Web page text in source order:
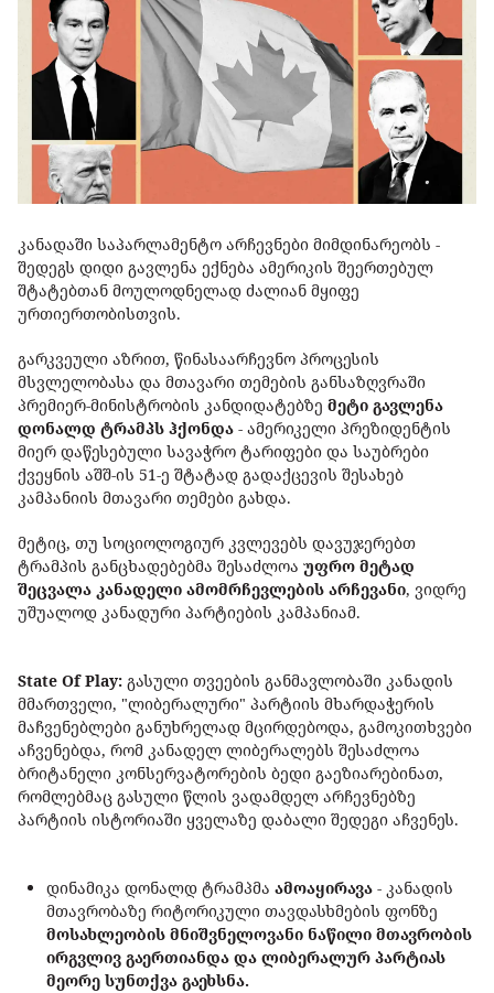
კანადაში საპარლამენტო არჩევნები მიმდინარეობს -
შედეგს დიდი გავლენა ექნება ამერიკის შეერთებულ
შტატებთან მოულოდნელად ძალიან მყიფე
ურთიერთობისთვის.
გარკვეული აზრით, წინასაარჩევნო პროცესის
მსვლელობასა და მთავარი თემების განსაზღვრაში
პრემიერ-მინისტრობის კანდიდატებზე მეტი გავლენა
დონალდ ტრამპს ჰქონდა - ამერიკელი პრეზიდენტის
მიერ დაწესებული სავაჭრო ტარიფები და საუბრები
ქვეყნის აშშ-ის 51-ე შტატად გადაქცევის შესახებ
კამპანიის მთავარი თემები გახდა.
მეტიც, თუ სოციოლოგიურ კვლევებს დავუჯერებთ
ტრამპის განცხადებებმა შესაძლოა უფრო მეტად
შეცვალა კანადელი ამომრჩევლების არჩევანი, ვიდრე
უშუალოდ კანადური პარტიების კამპანიამ.
State Of Play: გასული თვეების განმავლობაში კანადის
მმართველი, "ლიბერალური" პარტიის მხარდაჭერის
მაჩვენებლები განუხრელად მცირდებოდა, გამოკითხვები
აჩვენებდა, რომ კანადელ ლიბერალებს შესაძლოა
ბრიტანელი კონსერვატორების ბედი გაეზიარებინათ,
რომლებმაც გასული წლის ვადამდელ არჩევნებზე
პარტიის ისტორიაში ყველაზე დაბალი შედეგი აჩვენეს.
დინამიკა დონალდ ტრამპმა ამოაყირავა - კანადის
მთავრობაზე რიტორიკული თავდასხმების ფონზე
მოსახლეობის მნიშვნელოვანი ნაწილი მთავრობის
ირგვლივ გაერთიანდა და ლიბერალურ პარტიას
მეორე სუნთქვა გაეხსნა.